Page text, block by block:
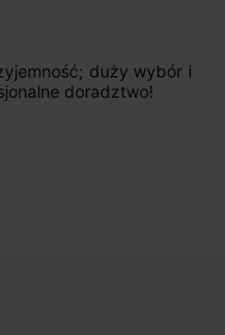
duży wybór i
doradztwo!